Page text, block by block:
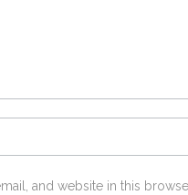
and website in this